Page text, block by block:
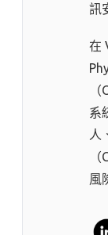
訊
在
系
人
風